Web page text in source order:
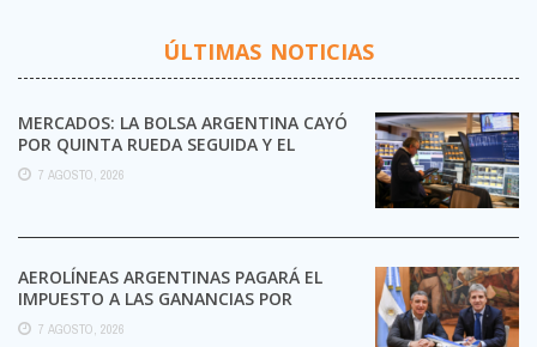
ÚLTIMAS NOTICIAS
MERCADOS: LA BOLSA ARGENTINA CAYÓ
POR QUINTA RUEDA SEGUIDA Y EL
RIESGO PAÍS TOCÓ UN ...
7 AGOSTO, 2026
AEROLÍNEAS ARGENTINAS PAGARÁ EL
IMPUESTO A LAS GANANCIAS POR
PRIMERA VEZ EN SU HISTORIA
7 AGOSTO, 2026